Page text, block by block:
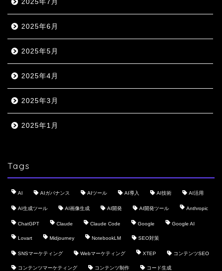
2025年7月
2025年6月
2025年5月
2025年4月
2025年3月
2025年1月
Tags
AI AIガバナンス AIツール AI導入 AI技術 AI活用
AI生成ツール AI画像生成 AI開発 AI開発ツール Anthropic
ChatGPT Claude Claude Code Google Google AI
Lovart Midjourney NotebookLM SEO対策
SNSマーケティング Webマーケティング XTEP コンテンツSEO
コンテンツマーケティング コンテンツ制作 コード生成